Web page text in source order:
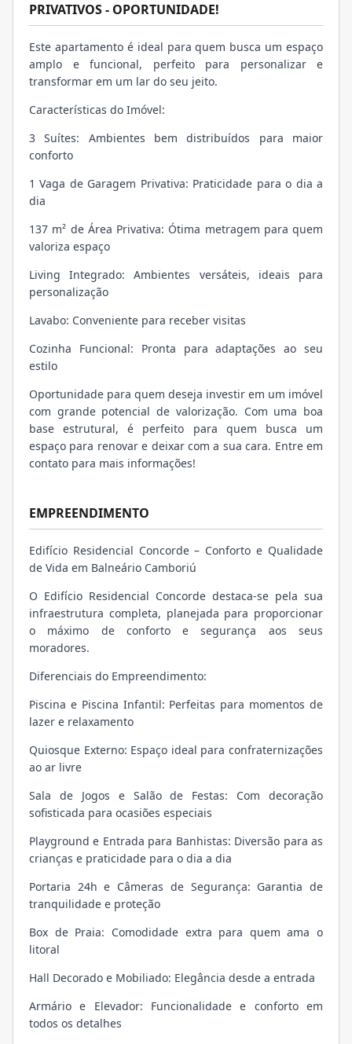
PRIVATIVOS - OPORTUNIDADE!
Este apartamento é ideal para quem busca um espaço
amplo e funcional, perfeito para personalizar e
transformar em um lar do seu jeito.
Características do Imóvel:
3 Suítes: Ambientes bem distribuídos para maior
conforto
1 Vaga de Garagem Privativa: Praticidade para o dia a
dia
137 m² de Área Privativa: Ótima metragem para quem
valoriza espaço
Living Integrado: Ambientes versáteis, ideais para
personalização
Lavabo: Conveniente para receber visitas
Cozinha Funcional: Pronta para adaptações ao seu
estilo
Oportunidade para quem deseja investir em um imóvel
com grande potencial de valorização. Com uma boa
base estrutural, é perfeito para quem busca um
espaço para renovar e deixar com a sua cara. Entre em
contato para mais informações!
EMPREENDIMENTO
Edifício Residencial Concorde – Conforto e Qualidade
de Vida em Balneário Camboriú
O Edifício Residencial Concorde destaca-se pela sua
infraestrutura completa, planejada para proporcionar
o máximo de conforto e segurança aos seus
moradores.
Diferenciais do Empreendimento:
Piscina e Piscina Infantil: Perfeitas para momentos de
lazer e relaxamento
Quiosque Externo: Espaço ideal para confraternizações
ao ar livre
Sala de Jogos e Salão de Festas: Com decoração
sofisticada para ocasiões especiais
Playground e Entrada para Banhistas: Diversão para as
crianças e praticidade para o dia a dia
Portaria 24h e Câmeras de Segurança: Garantia de
tranquilidade e proteção
Box de Praia: Comodidade extra para quem ama o
litoral
Hall Decorado e Mobiliado: Elegância desde a entrada
Armário e Elevador: Funcionalidade e conforto em
todos os detalhes